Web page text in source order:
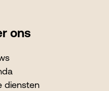
ons
diensten